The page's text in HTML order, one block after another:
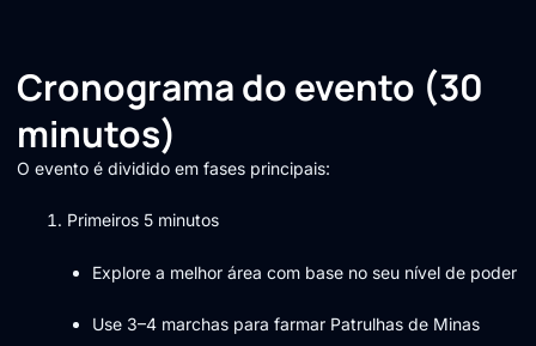
Cronograma do evento (30
minutos)
O evento é dividido em fases principais:
Primeiros 5 minutos
Explore a melhor área com base no seu nível de poder
Use 3–4 marchas para farmar Patrulhas de Minas